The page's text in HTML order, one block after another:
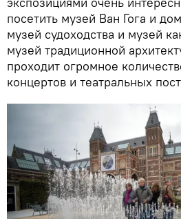
посетить музей Ван Гога и
музей судоходства и музей
музей традиционной
проходит огромное
концертов и театральных